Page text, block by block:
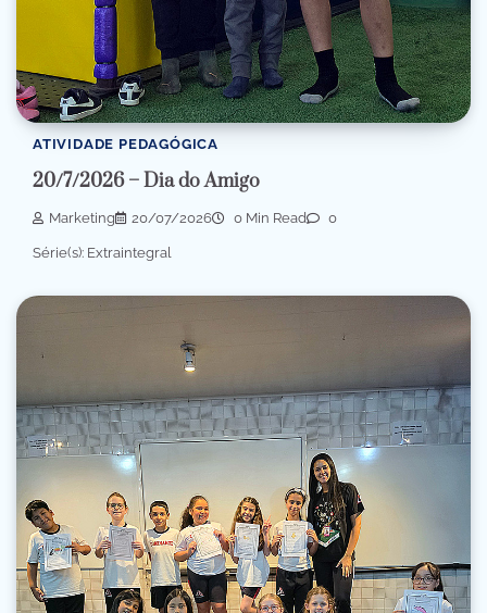
ATIVIDADE PEDAGÓGICA
20/7/2026 – Dia do Amigo
Marketing 20/07/2026 0 Min Read 0
Série(s): Extraintegral